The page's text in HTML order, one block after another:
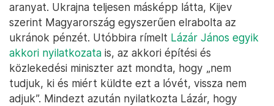
aranyat. Ukrajna teljesen másképp látta, Kijev
szerint Magyarország egyszerűen elrabolta az
ukránok pénzét. Utóbbira rímelt Lázár János egyik
akkori nyilatkozata is, az akkori építési és
közlekedési miniszter azt mondta, hogy „nem
tudjuk, ki és miért küldte ezt a lóvét, vissza nem
adjuk”. Mindezt azután nyilatkozta Lázár, hogy